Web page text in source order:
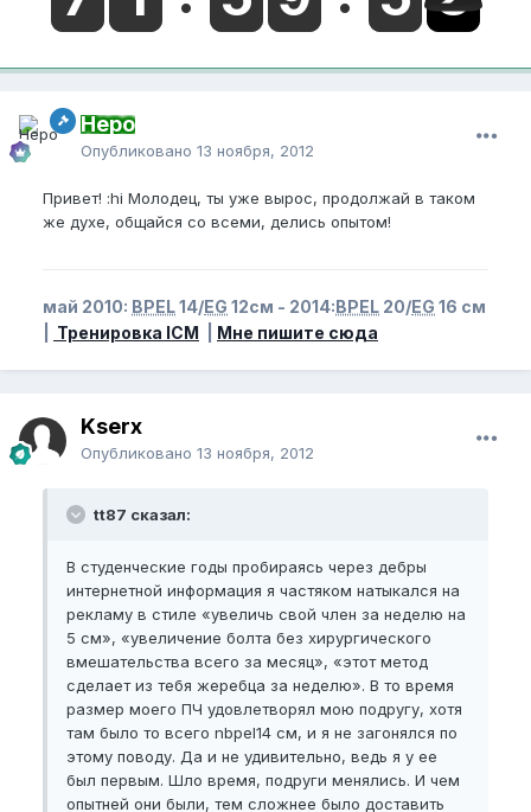
Неро
Опубликовано 13 ноября, 2012
Привет! :hi Молодец, ты уже вырос, продолжай в таком
же духе, общайся со всеми, делись опытом!
май 2010: BPEL14/EG 12см - 2014:BPEL 20/EG 16 см
Тренировка ICM Мне пишите сюда
Kserx
Опубликовано 13 ноября, 2012
tt87 сказал:
В студенческие годы пробираясь через дебры
интернетной информация я частяком натыкался на
рекламу в стиле «увеличь свой член за неделю на
5 см», «увеличение болта без хирургического
вмешательства всего за месяц», «этот метод
сделает из тебя жеребца за неделю». В то время
размер моего ПЧ удовлетворял мою подругу, хотя
там было то всего nbpel14 см, и я не загонялся по
этому поводу. Да и не удивительно, ведь я у ее
был первым. Шло время, подруги менялись. И чем
опытней они были, тем сложнее было доставить